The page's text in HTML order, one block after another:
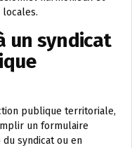
un syndicat
publique territoriale,
un formulaire
syndicat ou en